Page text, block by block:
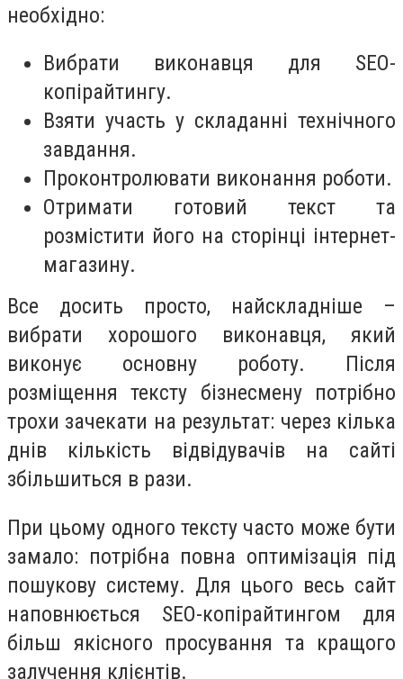
необхідно:
Вибрати виконавця для SEO-
копірайтингу.
Взяти участь у складанні технічного
завдання.
Проконтролювати виконання роботи.
Отримати готовий текст та
розмістити його на сторінці інтернет-
магазину.
Все досить просто, найскладніше –
вибрати хорошого виконавця, який
виконує основну роботу. Після
розміщення тексту бізнесмену потрібно
трохи зачекати на результат: через кілька
днів кількість відвідувачів на сайті
збільшиться в рази.
При цьому одного тексту часто може бути
замало: потрібна повна оптимізація під
пошукову систему. Для цього весь сайт
наповнюється SEO-копірайтингом для
більш якісного просування та кращого
залучення клієнтів.